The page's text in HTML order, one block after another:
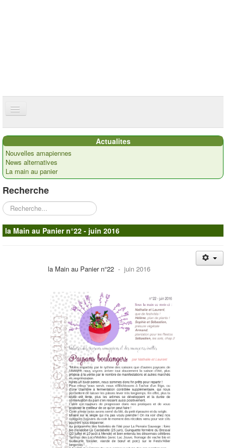
Accueil
Présentation
Actualités
Nos paysans
Commandes
Contacts
Actualites
Nouvelles amapiennes
News alternatives
La main au panier
Recherche
Rechercher
la Main au Panier n°22 - juin 2016
la Main au Panier n°22 - juin 2016